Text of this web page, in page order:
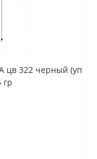
цв 322 черный (уп
гр